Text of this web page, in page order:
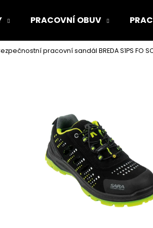
PRACOVNÍ OBUV
pracovní sandál BREDA S1PS FO SC
Co potřebujete najít?
Doporučujeme